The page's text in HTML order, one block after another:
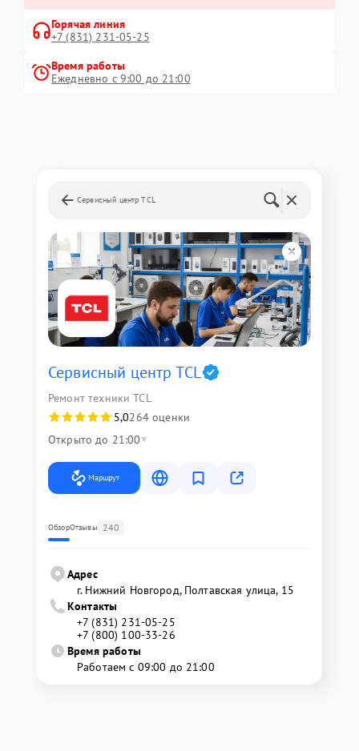
Горячая линия
+7 (831) 231-05-25
Время работы
Ежедневно с 9:00 до 21:00
Сервисный центр TCL
Сервисный центр TCL
Ремонт техники TCL
5,0264 оценки
Открыто до 21:00
Маршрут
ОбзорОтзывы 240
Адрес
г. Нижний Новгород, Полтавская улица, 15
Контакты
+7 (831) 231-05-25
+7 (800) 100-33-26
Время работы
Работаем с 09:00 до 21:00